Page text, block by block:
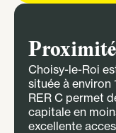
Proximité
Choisy-le-Roi
située à environ
RER C permet
capitale en
excellente